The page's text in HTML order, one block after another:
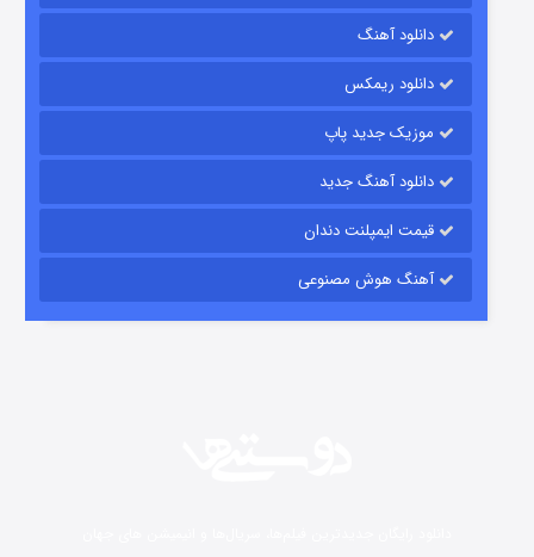
قسمت
دانلود آهنگ
دانلود ریمکس
موزیک جدید پاپ
دانلود آهنگ جدید
قیمت ایمپلنت دندان
آهنگ هوش مصنوعی